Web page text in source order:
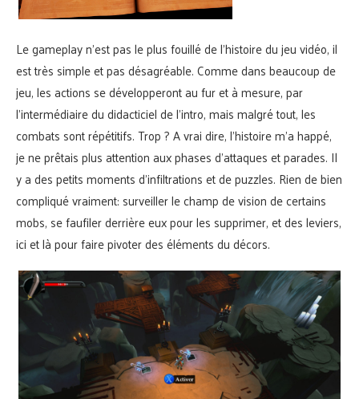
Le gameplay n’est pas le plus fouillé de l’histoire du jeu vidéo, il
est très simple et pas désagréable. Comme dans beaucoup de
jeu, les actions se développeront au fur et à mesure, par
l’intermédiaire du didacticiel de l’intro, mais malgré tout, les
combats sont répétitifs. Trop ? A vrai dire, l’histoire m’a happé,
je ne prêtais plus attention aux phases d’attaques et parades. Il
y a des petits moments d’infiltrations et de puzzles. Rien de bien
compliqué vraiment: surveiller le champ de vision de certains
mobs, se faufiler derrière eux pour les supprimer, et des leviers,
ici et là pour faire pivoter des éléments du décors.